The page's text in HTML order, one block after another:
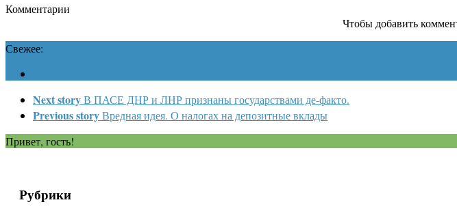
Комментарии
Чтобы добавить
Свежее:
Next storyВ ПАСЕ ДНР и ЛНР признаны государствами де-факто.
Previous storyВредная идея. О налогах на депозитные вклады
Привет, гость!
Рубрики